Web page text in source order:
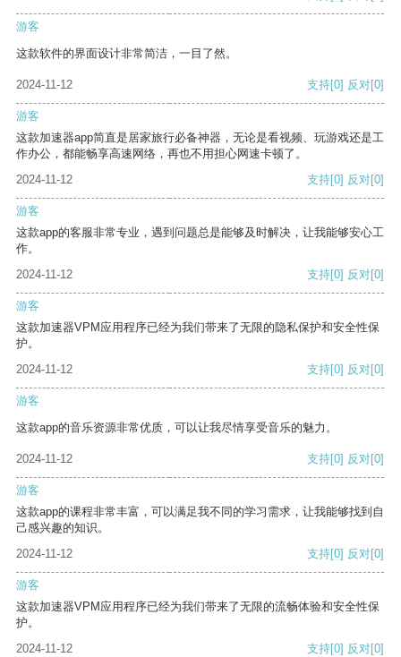
游客
这款软件的界面设计非常简洁，一目了然。
2024-11-12 支持[0] 反对[0]
游客
这款加速器app简直是居家旅行必备神器，无论是看视频、玩游戏还是工
作办公，都能畅享高速网络，再也不用担心网速卡顿了。
2024-11-12
支持[0] 反对[0]
游客
这款app的客服非常专业，遇到问题总是能够及时解决，让我能够安心工
作。
2024-11-12
支持[0] 反对[0]
游客
这款加速器VPM应用程序已经为我们带来了无限的隐私保护和安全性保
护。
2024-11-12
支持[0] 反对[0]
游客
这款app的音乐资源非常优质，可以让我尽情享受音乐的魅力。
2024-11-12 支持[0] 反对[0]
游客
这款app的课程非常丰富，可以满足我不同的学习需求，让我能够找到自
己感兴趣的知识。
2024-11-12
支持[0] 反对[0]
游客
这款加速器VPM应用程序已经为我们带来了无限的流畅体验和安全性保
护。
2024-11-12
支持[0] 反对[0]